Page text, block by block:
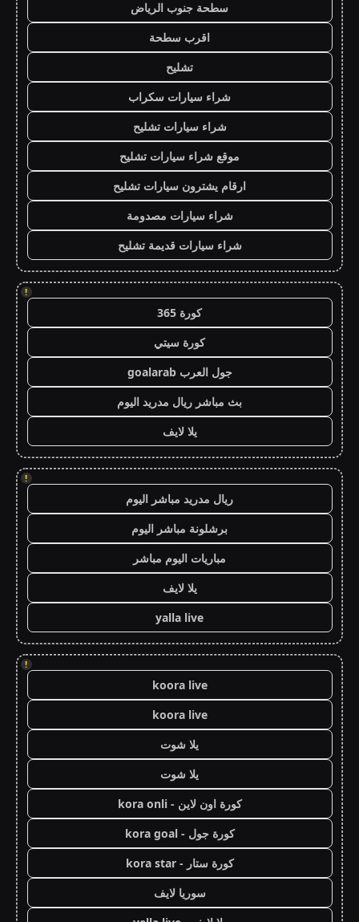
سطحة جنوب الرياض
اقرب سطحة
تشليح
شراء سيارات سكراب
شراء سيارات تشليح
موقع شراء سيارات تشليح
ارقام يشترون سيارات تشليح
شراء سيارات مصدومة
شراء سيارات قديمة تشليح
!
كورة 365
كورة سيتي
جول العرب goalarab
بث مباشر ريال مدريد اليوم
يلا لايف
!
ريال مدريد مباشر اليوم
برشلونة مباشر اليوم
مباريات اليوم مباشر
يلا لايف
yalla live
!
koora live
koora live
يلا شوت
يلا شوت
كورة اون لاين - kora onli
كورة جول - kora goal
كورة ستار - kora star
سوريا لايف